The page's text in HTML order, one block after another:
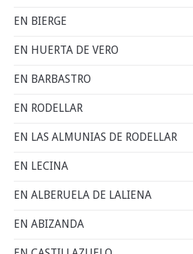
EN BIERGE
EN HUERTA DE VERO
EN BARBASTRO
EN RODELLAR
EN LAS ALMUNIAS DE RODELLAR
EN LECINA
EN ALBERUELA DE LALIENA
EN ABIZANDA